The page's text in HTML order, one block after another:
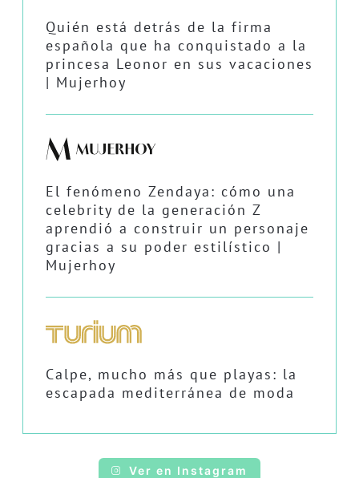
Quién está detrás de la firma
española que ha conquistado a la
princesa Leonor en sus vacaciones
| Mujerhoy
El fenómeno Zendaya: cómo una
celebrity de la generación Z
aprendió a construir un personaje
gracias a su poder estilístico |
Mujerhoy
Calpe, mucho más que playas: la
escapada mediterránea de moda
Ver en Instagram